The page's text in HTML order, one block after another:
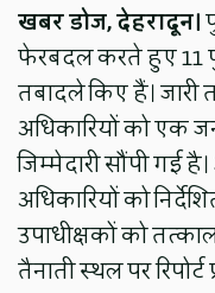
खबर डोज, देहरादून।
फेरबदल करते हुए 11
तबादले किए हैं।
अधिकारियों को एक
जिम्मेदारी सौंपी
अधिकारियों को
उपाधीक्षकों को
तैनाती स्थल पर